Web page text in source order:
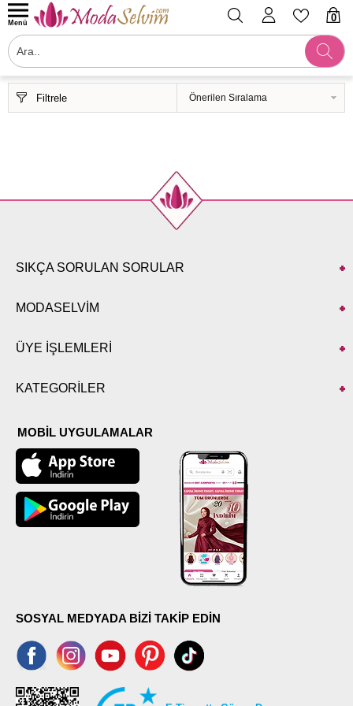
0
Menü
Filtrele
SIKÇA SORULAN SORULAR
MODASELVİM
ÜYE İŞLEMLERİ
KATEGORİLER
MOBİL UYGULAMALAR
SOSYAL MEDYADA BİZİ TAKİP EDİN